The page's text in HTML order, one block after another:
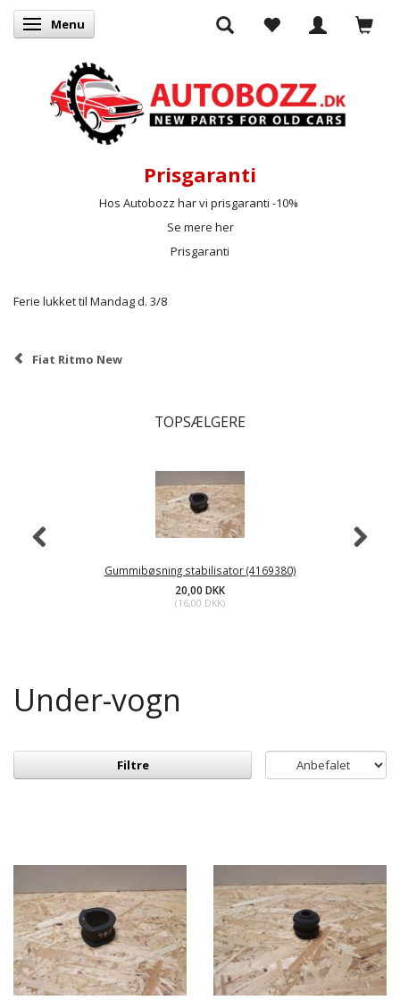
Skifte navigation
Menu
Prisgaranti
Hos Autobozz har vi prisgaranti -10%
Se mere her
Prisgaranti
Ferie lukket til Mandag d. 3/8
Fiat Ritmo New
TOPSÆLGERE
Gummibøsning stabilisator (4169380)
20,00 DKK
(16,00 DKK)
Under-vogn
Filtre